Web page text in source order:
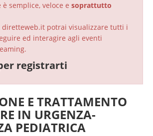
semplice, veloce e soprattutto
diretteweb.it potrai visualizzare tutti i
ed interagire agli eventi
registrarti
E TRATTAMENTO
IN URGENZA-
PEDIATRICA